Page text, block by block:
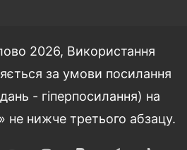
2026, Використання
за умови посилання
- гіперпосилання) на
не нижче третього абзацу.